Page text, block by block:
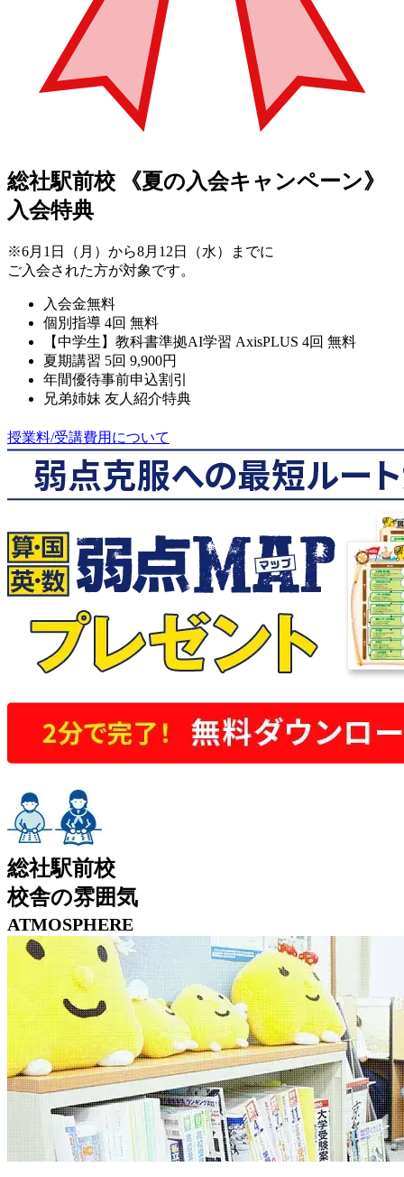
総社駅前校
《夏の入会キャンペーン》
入会特典
※6月1日（月）から8月12日（水）までに
ご入会された方が対象です。
入会金無料
個別指導 4回 無料
【中学生】教科書準拠AI学習 AxisPLUS 4回 無料
夏期講習 5回 9,900円
年間優待事前申込割引
兄弟姉妹 友人紹介特典
授業料/受講費用について
総社駅前校
校舎の雰囲気
ATMOSPHERE